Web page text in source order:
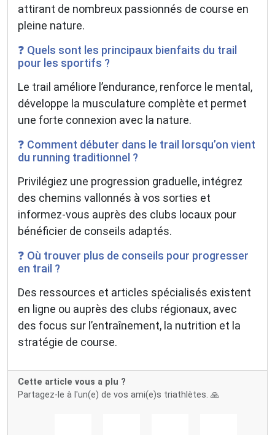
attirant de nombreux passionnés de course en
pleine nature.
❓ Quels sont les principaux bienfaits du trail
pour les sportifs ?
Le trail améliore l’endurance, renforce le mental,
développe la musculature complète et permet
une forte connexion avec la nature.
❓ Comment débuter dans le trail lorsqu’on vient
du running traditionnel ?
Privilégiez une progression graduelle, intégrez
des chemins vallonnés à vos sorties et
informez-vous auprès des clubs locaux pour
bénéficier de conseils adaptés.
❓ Où trouver plus de conseils pour progresser
en trail ?
Des ressources et articles spécialisés existent
en ligne ou auprès des clubs régionaux, avec
des focus sur l’entraînement, la nutrition et la
stratégie de course.
Cette article vous a plu ?
Partagez-le à l'un(e) de vos ami(e)s triathlètes. 🙏